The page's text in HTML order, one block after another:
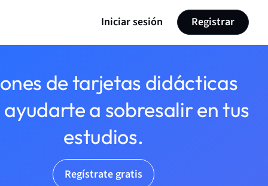
Iniciar sesión Registrar
de tarjetas didácticas
a sobresalir en tus
estudios.
Regístrate gratis